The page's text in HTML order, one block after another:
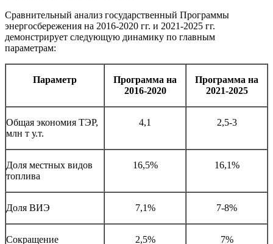
Сравнительный анализ государственный Программы
энергосбережения на 2016-2020 гг. и 2021-2025 гг.
демонстрирует следующую динамику по главным
параметрам:
Параметр
Программа на
2016-2020
Программа на
2021-2025
Общая экономия ТЭР,
млн т у.т.
4,1 2,5-3
Доля местных видов
топлива
16,5% 16,1%
Доля ВИЭ 7,1% 7-8%
Сокращение 2,5% 7%